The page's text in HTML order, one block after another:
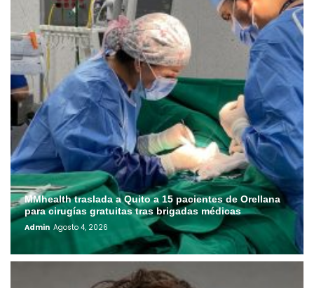
MMhealth traslada a Quito a 15 pacientes de Orellana
para cirugías gratuitas tras brigadas médicas
Admin Agosto 4, 2026